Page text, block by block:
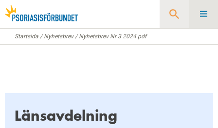
Sök
Startsida /Nyhetsbrev/Nyhetsbrev Nr 3 2024 pdf
Länsavdelning